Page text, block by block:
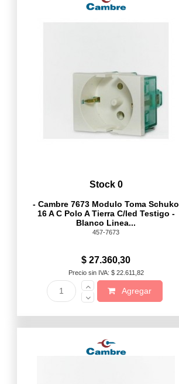
Stock 0
- Cambre 7673 Modulo Toma Schuko
16 A C Polo A Tierra C/led Testigo -
Blanco Linea...
457-7673
$ 27.360,30
Precio sin IVA: $ 22.611,82
Agregar